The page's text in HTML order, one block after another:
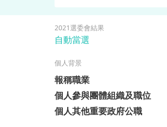
2021選委會結果
自動當選
個人背景
報稱職業
個人參與團體組織及職位
個人其他重要政府公職